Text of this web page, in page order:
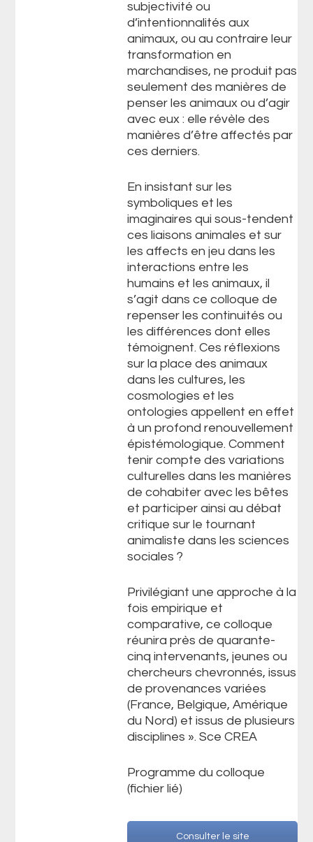
subjectivité ou
d’intentionnalités aux
animaux, ou au contraire leur
transformation en
marchandises, ne produit pas
seulement des manières de
penser les animaux ou d’agir
avec eux : elle révèle des
manières d’être affectés par
ces derniers.
En insistant sur les
symboliques et les
imaginaires qui sous-tendent
ces liaisons animales et sur
les affects en jeu dans les
interactions entre les
humains et les animaux, il
s’agit dans ce colloque de
repenser les continuités ou
les différences dont elles
témoignent. Ces réflexions
sur la place des animaux
dans les cultures, les
cosmologies et les
ontologies appellent en effet
à un profond renouvellement
épistémologique. Comment
tenir compte des variations
culturelles dans les manières
de cohabiter avec les bêtes
et participer ainsi au débat
critique sur le tournant
animaliste dans les sciences
sociales ?
Privilégiant une approche à la
fois empirique et
comparative, ce colloque
réunira près de quarante-
cinq intervenants, jeunes ou
chercheurs chevronnés, issus
de provenances variées
(France, Belgique, Amérique
du Nord) et issus de plusieurs
disciplines ». Sce CREA
Programme du colloque
(fichier lié)
Consulter le site